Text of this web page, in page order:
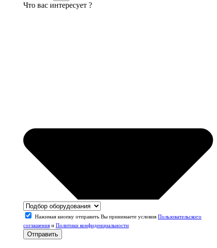
Что вас интересует ?
Нажимая кнопку отправить Вы принимаете условия Пользовательского
соглашения и Политики конфиденциальности
Отправить